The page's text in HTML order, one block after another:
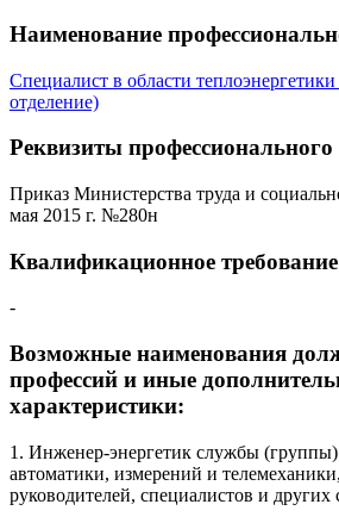
Наименование
Специалист в области теплоэнергетики
отделение)
Реквизиты профессионального
Приказ Министерства труда и
мая 2015 г. №280н
Квалификационное
-
Возможные наименования
профессий и иные
характеристики:
1. Инженер-энергетик службы
автоматики, измерений и
руководителей, специалистов и